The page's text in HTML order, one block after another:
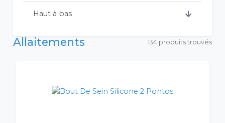
Haut à bas
Allaitements 134 produits trouvés